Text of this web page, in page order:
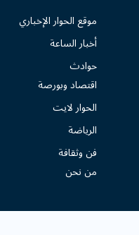
موقع الحوار الإخباري
أخبار الساعة
حوادث
اقتصاد وبورصة
الحوار لايت
الرياضة
فن وثقافة
من نحن